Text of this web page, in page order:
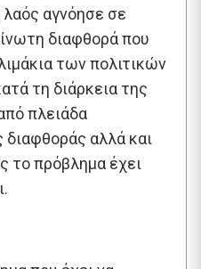
αγνόησε σε
διαφθορά που
των πολιτικών
τη διάρκεια της
πλειάδα
αλλά και
το πρόβλημα έχει